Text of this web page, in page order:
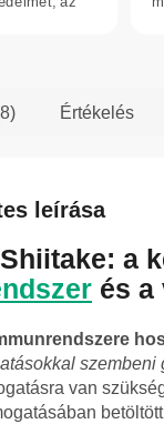
Értékelés
leírása
a
és a
van